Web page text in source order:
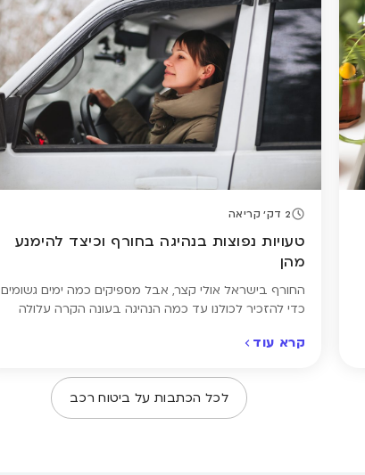
2 דק' קריאה
טעויות נפוצות בנהיגה בחורף וכיצד להימנע
מהן
החורף בישראל אולי קצר, אבל מספיקים כמה ימים גשומים
כדי להזכיר לכולנו עד כמה הנהיגה בעונה הקרה עלולה
של רכבים ונהגים – כל אלה מגבירים את הסיכון לתאונות.
הנפוצות ביותר שנהגים עושים בכביש, איך להימנע מהן –
ולמה זו בדיוק […]
קרא עוד
לכל הכתבות על ביטוח רכב